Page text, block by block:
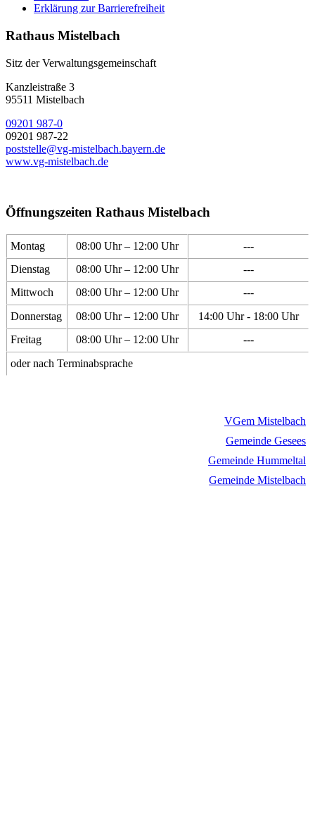
Erklärung zur Barrierefreiheit
Rathaus Mistelbach
Sitz der Verwaltungsgemeinschaft
Kanzleistraße 3
95511 Mistelbach
09201 987-0
09201 987-22
poststelle@vg-mistelbach.bayern.de
www.vg-mistelbach.de
Öffnungszeiten Rathaus Mistelbach
Montag 08:00 Uhr – 12:00 Uhr
---
Dienstag
08:00 Uhr – 12:00 Uhr
---
Mittwoch
08:00 Uhr – 12:00 Uhr
---
Donnerstag
08:00 Uhr – 12:00 Uhr
14:00 Uhr - 18:00 Uhr
Freitag
08:00 Uhr – 12:00 Uhr
---
oder nach Terminabsprache
VGem Mistelbach
Gemeinde Gesees
Gemeinde Hummeltal
Gemeinde Mistelbach